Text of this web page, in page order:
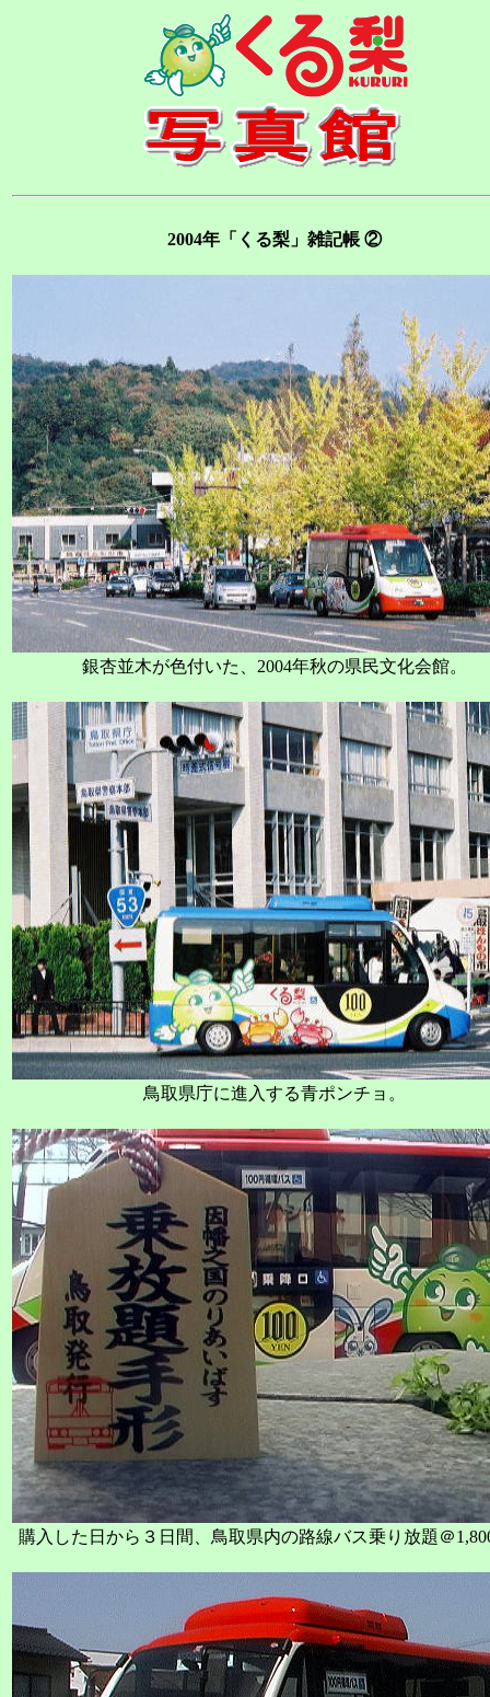
2004年「くる梨」雑記帳 ②
銀杏並木が色付いた、2004年秋の県民文化会館。
鳥取県庁に進入する青ポンチョ。
購入した日から３日間、鳥取県内の路線バス乗り放題＠